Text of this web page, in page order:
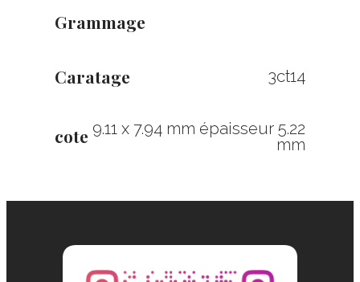
Grammage
Caratage 3ct14
cote 9.11 x 7.94 mm épaisseur 5.22
mm